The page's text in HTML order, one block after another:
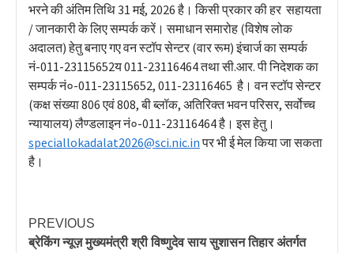
भरने की अंतिम तिथि 31 मई, 2026 है। किसी प्रकार की हर सहायता
/ जानकारी के लिए सम्पर्क करें। समाधान समारोह (विशेष लोक
अदालत) हेतु बनाए गए वन स्टॉप सेन्टर (वार रूम) इंचार्ज का सम्पर्क
नं-011-23115652य 011-23116464 तथा सी.आर. पी निदेशक का
सम्पर्क नं०-011-23115652, 011-23116465 है। वन स्टॉप सेन्टर
(कक्ष संख्या 806 एवं 808, बी ब्लॉक, अतिरिक्त भवन परिसर, सर्वोच्च
न्यायालय) लैण्डलाइन नं०-011-23116464 है। इस हेतु।
speciallokadalat2026@sci.nic.inपर भी ई मेल किया जा सकता
है।
PREVIOUS
ब्रेकिंग न्यूज़ मुख्यमंत्री श्री विष्णुदेव साय सुशासन तिहार अंतर्गत